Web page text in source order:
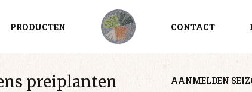
PRODUCTEN CONTACT
AANMELDEN
preiplanten